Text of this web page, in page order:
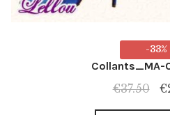
-33%
Collants_MA-
€37.50
Le
€